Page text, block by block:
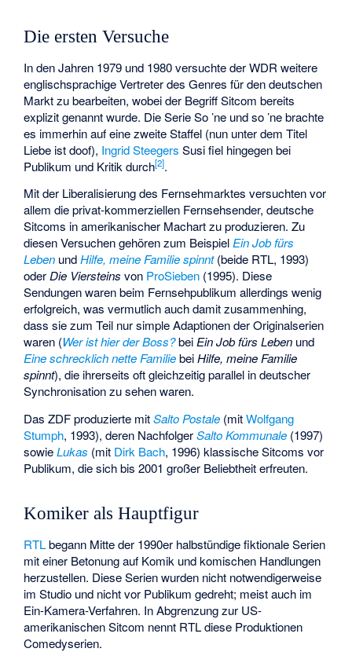
Die ersten Versuche
In den Jahren 1979 und 1980 versuchte der WDR weitere
englischsprachige Vertreter des Genres für den deutschen
Markt zu bearbeiten, wobei der Begriff Sitcom bereits
explizit genannt wurde. Die Serie So ’ne und so ’ne brachte
es immerhin auf eine zweite Staffel (nun unter dem Titel
Liebe ist doof), Ingrid Steegers Susi fiel hingegen bei
Publikum und Kritik durch[2].
Mit der Liberalisierung des Fernsehmarktes versuchten vor
allem die privat-kommerziellen Fernsehsender, deutsche
Sitcoms in amerikanischer Machart zu produzieren. Zu
diesen Versuchen gehören zum Beispiel Ein Job fürs
Leben undHilfe, meine Familie spinnt(beide RTL, 1993)
oderDie Viersteins von ProSieben (1995). Diese
Sendungen waren beim Fernsehpublikum allerdings wenig
erfolgreich, was vermutlich auch damit zusammenhing,
dass sie zum Teil nur simple Adaptionen der Originalserien
waren (Wer ist hier der Boss?bei Ein Job fürs Leben und
Eine schrecklich nette FamiliebeiHilfe, meine Familie
spinnt), die ihrerseits oft gleichzeitig parallel in deutscher
Synchronisation zu sehen waren.
Das ZDF produzierte mitSalto Postale (mitWolfgang
Stumph, 1993), deren NachfolgerSalto Kommunale (1997)
sowieLukas (mit Dirk Bach, 1996) klassische Sitcoms vor
Publikum, die sich bis 2001 großer Beliebtheit erfreuten.
Komiker als Hauptfigur
RTLbegann Mitte der 1990er halbstündige fiktionale Serien
mit einer Betonung auf Komik und komischen Handlungen
herzustellen. Diese Serien wurden nicht notwendigerweise
im Studio und nicht vor Publikum gedreht; meist auch im
Ein-Kamera-Verfahren. In Abgrenzung zur US-
amerikanischen Sitcom nennt RTL diese Produktionen
Comedyserien.